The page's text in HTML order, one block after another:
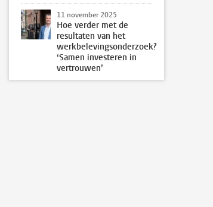
11 november 2025
Hoe verder met de
resultaten van het
werkbelevingsonderzoek?
‘Samen investeren in
vertrouwen’